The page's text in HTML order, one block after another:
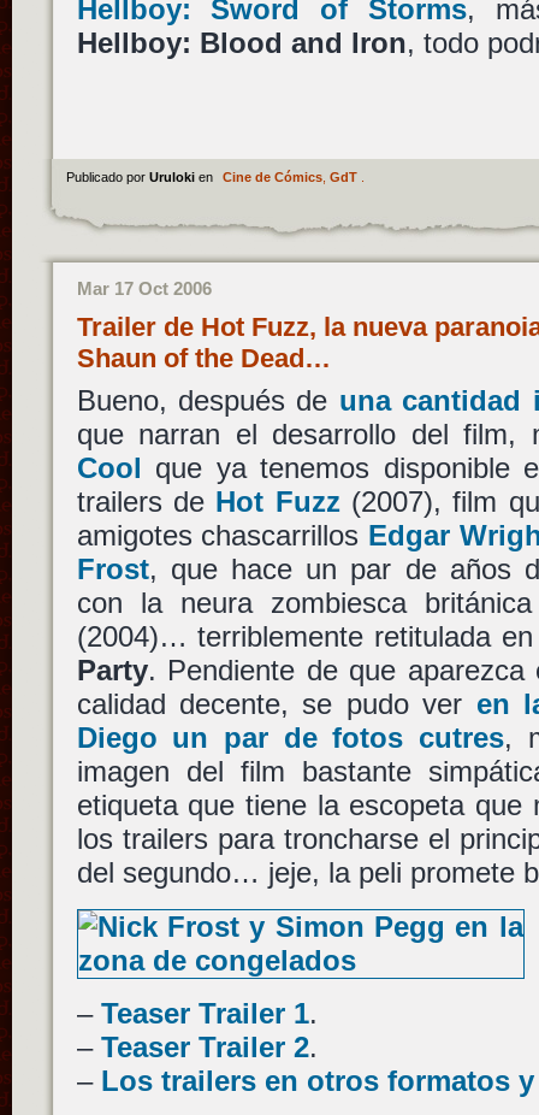
Hellboy: Sword of Storms,
Hellboy: Blood and Iron, todo
Publicado por Uruloki en Cine de Cómics, GdT.
Mar 17 Oct 2006
Trailer de Hot Fuzz, la nueva
Shaun of the Dead…
Bueno, después de una cantidad
que narran el desarrollo del
Cool que ya tenemos disponible
trailers de Hot Fuzz(2007), film
amigotes chascarrillos Edgar
Frost, que hace un par de años
con la neura zombiesca
(2004)… terriblemente retitulada
Party. Pendiente de que
calidad decente, se pudo ver en
Diego un par de fotos cutres,
imagen del film bastante
etiqueta que tiene la escopeta que
los trailers para troncharse el
del segundo… jeje, la peli promete
– Teaser Trailer 1.
– Teaser Trailer 2.
– Los trailers en otros formatos